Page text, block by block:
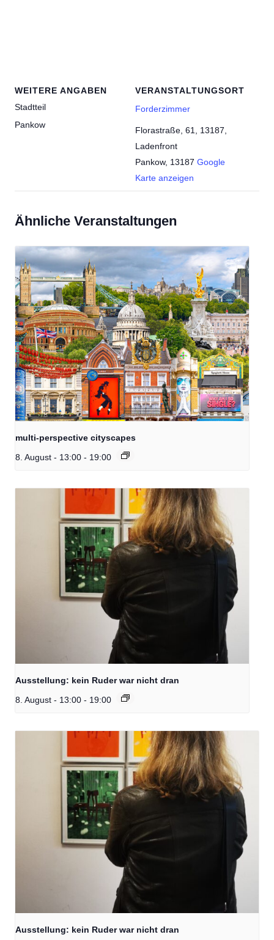
VERANSTALTUNGSORT
Forderzimmer
Florastraße, 61, 13187,
Ladenfront
Pankow, 13187 Google
Karte anzeigen
WEITERE ANGABEN
Stadtteil
Pankow
Ähnliche Veranstaltungen
multi-perspective cityscapes
8. August - 13:00 - 19:00
Ausstellung: kein Ruder war nicht dran
8. August - 13:00 - 19:00
Ausstellung: kein Ruder war nicht dran